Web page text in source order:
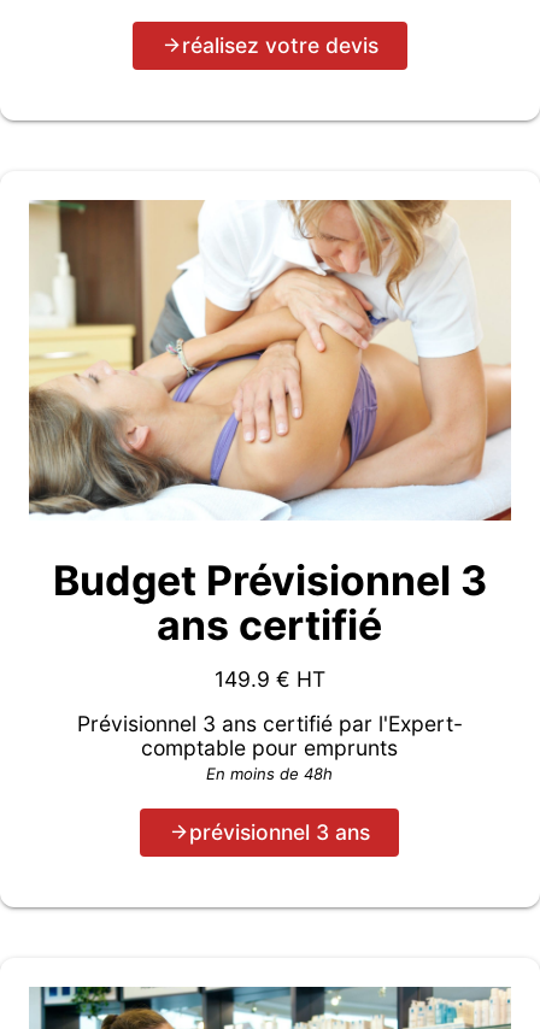
réalisez votre devis
Budget Prévisionnel 3
ans certifié
149.9 € HT
Prévisionnel 3 ans certifié par l'Expert-
comptable pour emprunts
En moins de 48h
prévisionnel 3 ans